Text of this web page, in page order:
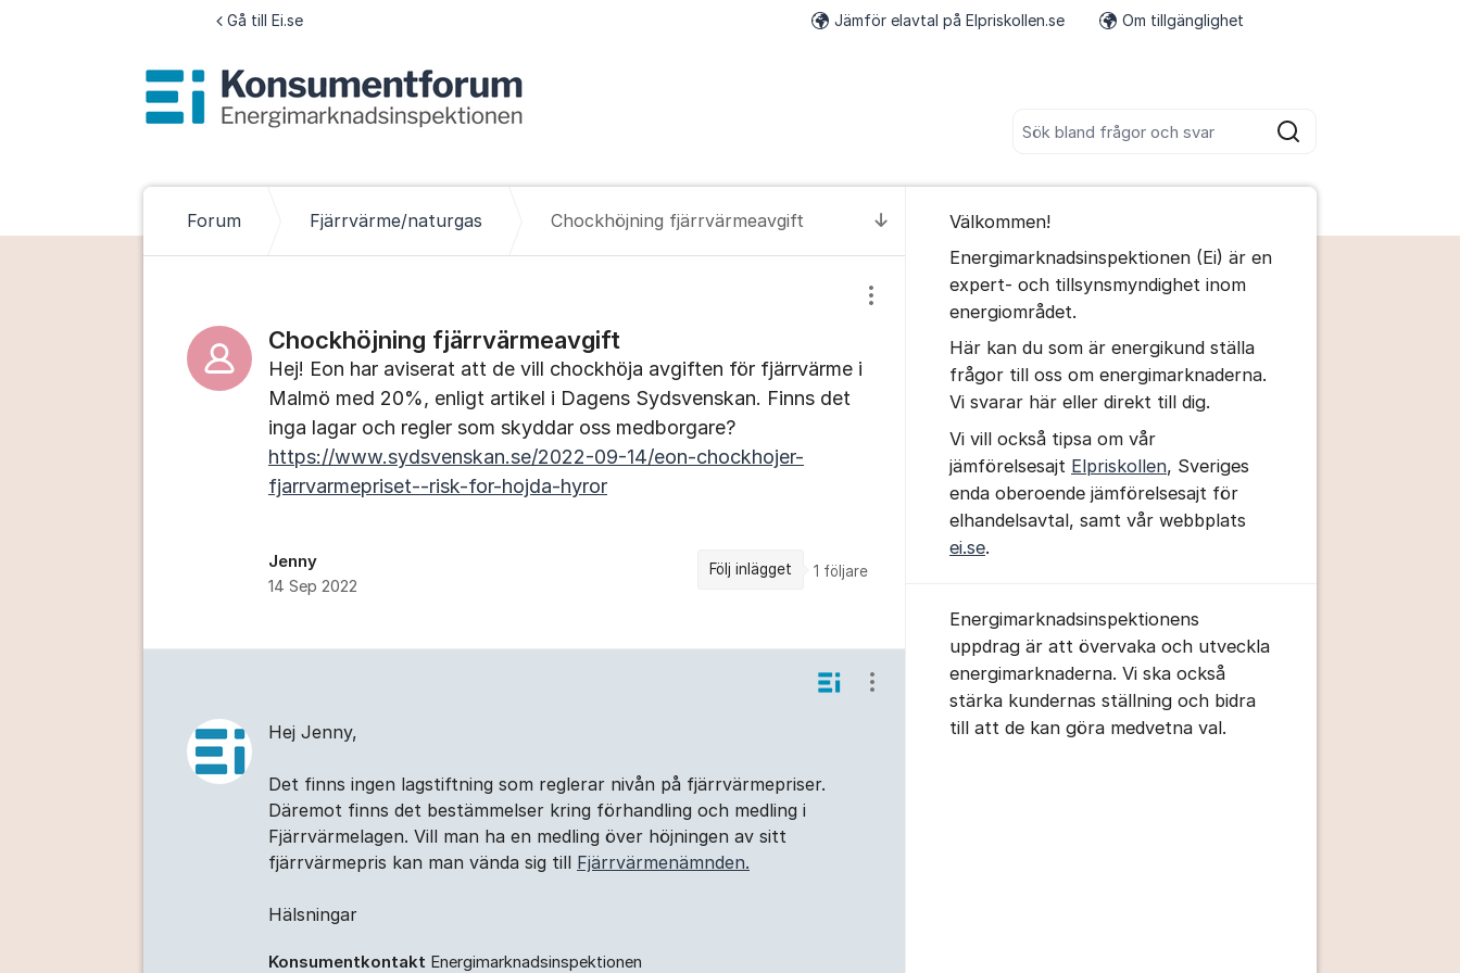
Sök
Gå till Ei.se Jämför elavtal på Elpriskollen.se Om tillgänglighetFler supportlänkar
Till senaste kommentaren
Forum Fjärrvärme/naturgas Chockhöjning fjärrvärmeavgift
Chockhöjning fjärrvärmeavgift
Visa/dölj inställningar för inlägg/kommentar
Hej! Eon har aviserat att de vill chockhöja avgiften för fjärrvärme i
Malmö med 20%, enligt artikel i Dagens Sydsvenskan. Finns det
inga lagar och regler som skyddar oss medborgare?
https://www.sydsvenskan.se/2022-09-14/eon-chockhojer-
fjarrvarmepriset--risk-for-hojda-hyror
Jenny
14 Sep 2022
Följ inlägget 1 följare
Hej Jenny,
Det finns ingen lagstiftning som reglerar nivån på fjärrvärmepriser.
Däremot finns det bestämmelser kring förhandling och medling i
Fjärrvärmelagen. Vill man ha en medling över höjningen av sitt
fjärrvärmepris kan man vända sig till Fjärrvärmenämnden.
Hälsningar
Konsumentkontakt Energimarknadsinspektionen
Visa/dölj inställningar för inlägg/kommentar
Välkommen!
Energimarknadsinspektionen (Ei) är en
expert- och tillsynsmyndighet inom
energiområdet.
Här kan du som är energikund ställa
frågor till oss om energimarknaderna.
Vi svarar här eller direkt till dig.
Vi vill också tipsa om vår
jämförelsesajt Elpriskollen, Sveriges
enda oberoende jämförelsesajt för
elhandelsavtal, samt vår webbplats
ei.se.
Energimarknadsinspektionens
uppdrag är att övervaka och utveckla
energimarknaderna. Vi ska också
stärka kundernas ställning och bidra
till att de kan göra medvetna val.